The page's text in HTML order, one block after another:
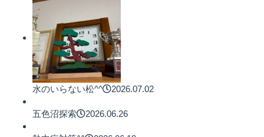
水のいらない松^^ 2026.07.02
五色沼探索 2026.06.26